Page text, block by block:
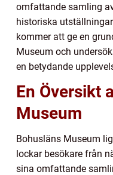
omfattande samling
historiska
kommer att ge en
Museum och
en betydande
En Översikt
Museum
Bohusläns Museum
lockar besökare från
sina omfattande